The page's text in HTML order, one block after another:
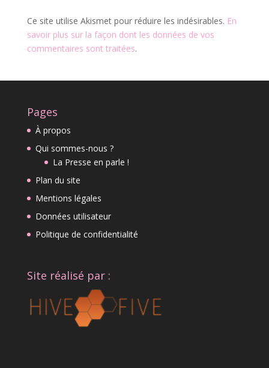
Ce site utilise Akismet pour réduire les indésirables. En
savoir plus sur la façon dont les données de vos
commentaires sont traitées.
Pages
À propos
Qui sommes-nous ?
La Presse en parle !
Plan du site
Mentions légales
Données utilisateur
Politique de confidentialité
Site réalisé par :